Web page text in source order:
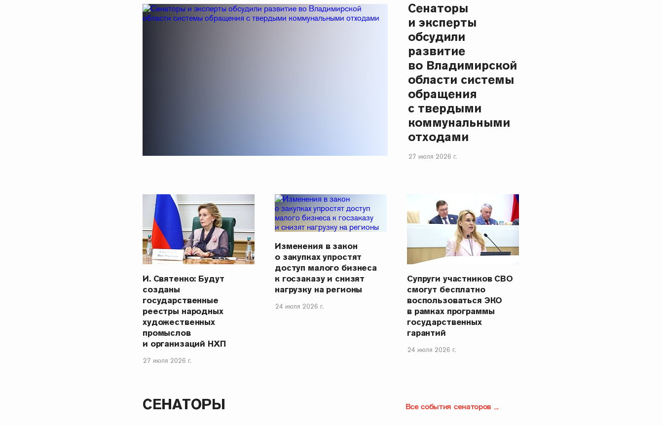
Сенаторы
и эксперты
обсудили
развитие
во Владимирской
области системы
обращения
с твердыми
коммунальными
отходами
27 июля 2026 г.
И. Святенко: Будут
созданы
государственные
реестры народных
художественных
промыслов
и организаций НХП
27 июля 2026 г.
Изменения в закон
о закупках упростят
доступ малого бизнеса
к госзаказу и снизят
нагрузку на регионы
24 июля 2026 г.
Супруги участников СВО
смогут бесплатно
воспользоваться ЭКО
в рамках программы
государственных
гарантий
24 июля 2026 г.
СЕНАТОРЫ Все события сенаторов